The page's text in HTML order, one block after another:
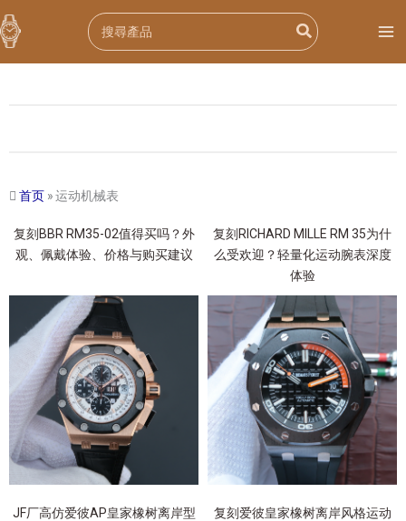
跳
至
内
Search
for:
首页 »运动机械表
复刻BBR RM35-02值得买吗？外
观、佩戴体验、价格与购买建议
复刻RICHARD MILLE RM 35为什
么受欢迎？轻量化运动腕表深度
体验
JF厂高仿爱彼AP皇家橡树离岸型
复刻爱彼皇家橡树离岸风格运动